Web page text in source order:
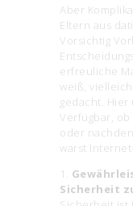
Aber
Eltern aus
Vorsichtig
erfreuliche
weiß,
gedacht. Hier
Verfügbar,
oder
warst
1.
Sicherheit